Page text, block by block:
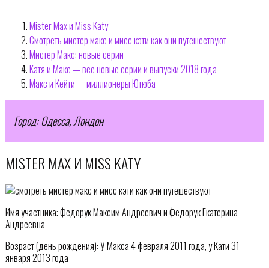
Mister Max и Miss Katy
Смотреть мистер макс и мисс кэти как они путешествуют
Мистер Макс: новые серии
Катя и Макс — все новые серии и выпуски 2018 года
Макс и Кейти — миллионеры Ютюба
Город: Одесса, Лондон
MISTER MAX И MISS KATY
Имя участника: Федорук Максим Андреевич и Федорук Екатерина
Андреевна
Возраст (день рождения): У Макса 4 февраля 2011 года, у Кати 31
января 2013 года